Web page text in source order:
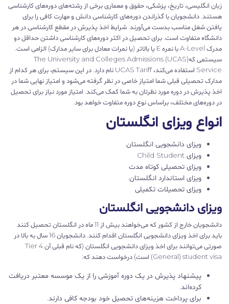
زبان انگلیسی، تاریخ، پزشکی، حقوق و معماری برخی از رشته‌های دوره‌های کارشناسی
هستند. دانشجویان با گذراندن دوره‌های کارشناسی دانش و مهارت کافی را برای
یافتن شغل مناسب بدست می‌آورند. شرایط اخذ پذیرش در مقطع کارشناسی در هر
دانشگاه متفاوت است. برای تحصیل در اکثر دوره‌های کارشناسی داشتن حداقل دو
مدرک A-Level با نمره E یا بالاتر (یا نمرات معادل برای سایر مدارک) الزامی است.
سیستمی که(UCAS) The University and Colleges Admissions
Service استفاده می‌کند، UCAS Tariff نام دارد. در این سیستم، برای هر کدام از
مدارک تحصیلی قبلی شما امتیاز خاصی در نظر گرفته می‌شود و امتیاز نهایی شما در
اخذ پذیرش در دوره مورد نظرتان به شما کمک می‌کند. امتیاز مورد نیاز برای تحصیل
در دوره‌های مختلف، براساس نوع دوره متفاوت خواهد بود.
انواع ویزای انگلستان
ویزای دانشجویی انگلستان
ویزای Child Student
ویزای تحصیلی کوتاه مدت
ویزای استاندارد انگلستان
ویزای تحصیلات تکمیلی
ویزای دانشجویی انگلستان
دانشجویان خارج از کشور که می‌خواهند بیش از 11 ماه در انگلستان تحصیل کنند
باید برای اخذ ویزای دانشجویی انگلستان اقدام کنند. دانشجویان 16 سال به بالا در
صورتی می‌توانند برای اخذ ویزای دانشجویی انگلستان (که نام قبلی آن Tier 4
(General) student visa است) درخواست دهند که:
پیشنهاد پذیرش در یک دوره آموزشی را از یک موسسه معتبر دریافت
کرده‌اند.
برای پرداخت هزینه‌های تحصیل خود بودجه کافی دارند.